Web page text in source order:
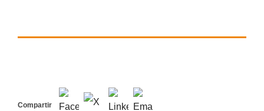
Compartir